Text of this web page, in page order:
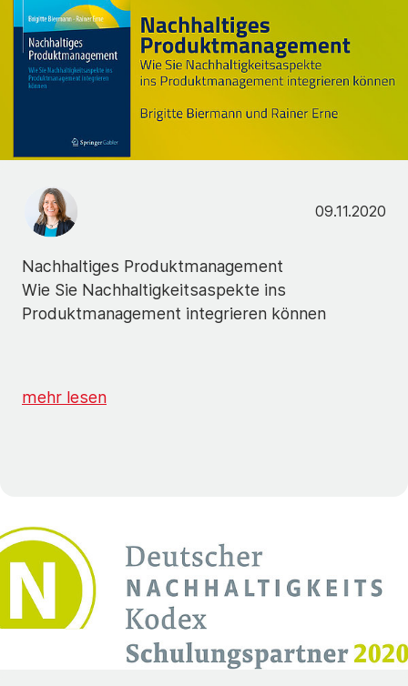
09.11.2020
Nachhaltiges Produktmanagement
Wie Sie Nachhaltigkeitsaspekte ins
Produktmanagement integrieren können
mehr lesen